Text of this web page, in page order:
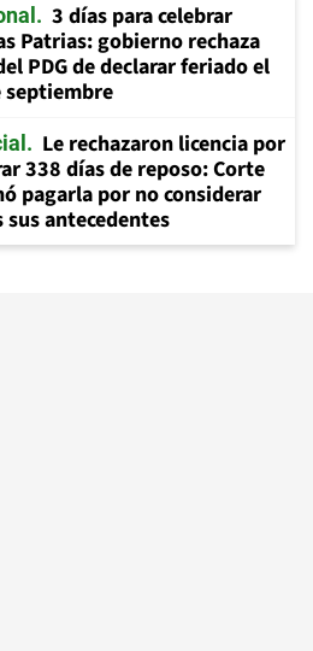
3 días para celebrar
Patrias: gobierno rechaza
PDG de declarar feriado el
septiembre
Le rechazaron licencia por
338 días de reposo: Corte
pagarla por no considerar
sus antecedentes